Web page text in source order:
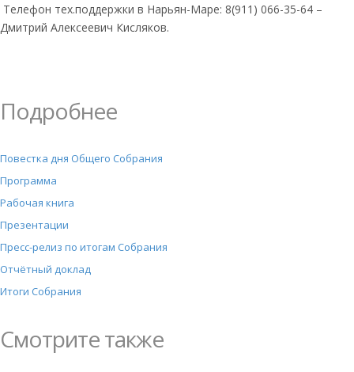
Телефон тех.поддержки в Нарьян-Маре: 8(911) 066-35-64 –
Дмитрий Алексеевич Кисляков.
Подробнее
Повестка дня Общего Собрания
Программа
Рабочая книга
Презентации
Пресс-релиз по итогам Собрания
Отчётный доклад
Итоги Собрания
Смотрите также